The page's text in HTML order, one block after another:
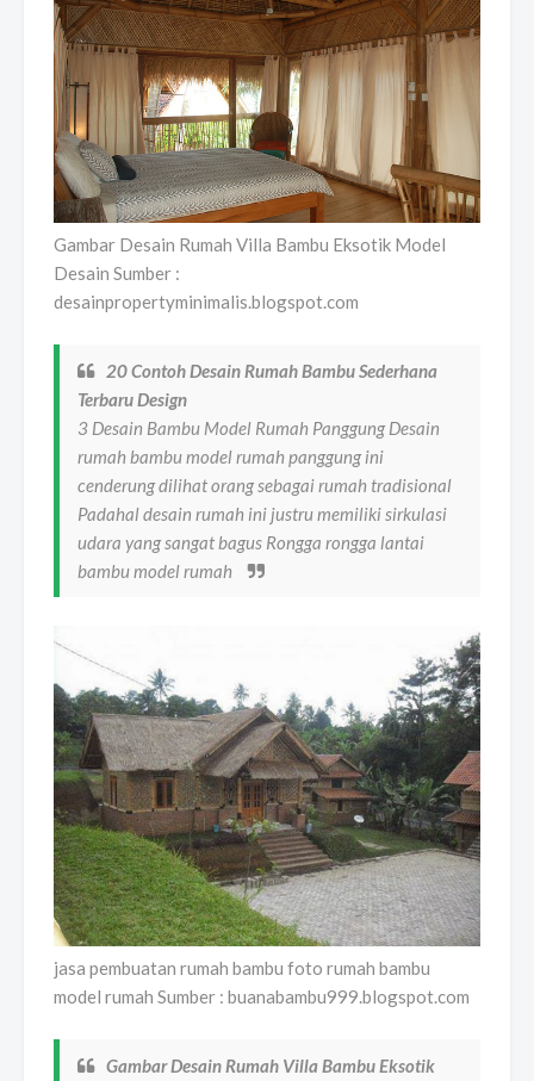
Gambar Desain Rumah Villa Bambu Eksotik Model
Desain Sumber :
desainpropertyminimalis.blogspot.com
20 Contoh Desain Rumah Bambu Sederhana
Terbaru Design
3 Desain Bambu Model Rumah Panggung Desain
rumah bambu model rumah panggung ini
cenderung dilihat orang sebagai rumah tradisional
Padahal desain rumah ini justru memiliki sirkulasi
udara yang sangat bagus Rongga rongga lantai
bambu model rumah
jasa pembuatan rumah bambu foto rumah bambu
model rumah Sumber : buanabambu999.blogspot.com
Gambar Desain Rumah Villa Bambu Eksotik